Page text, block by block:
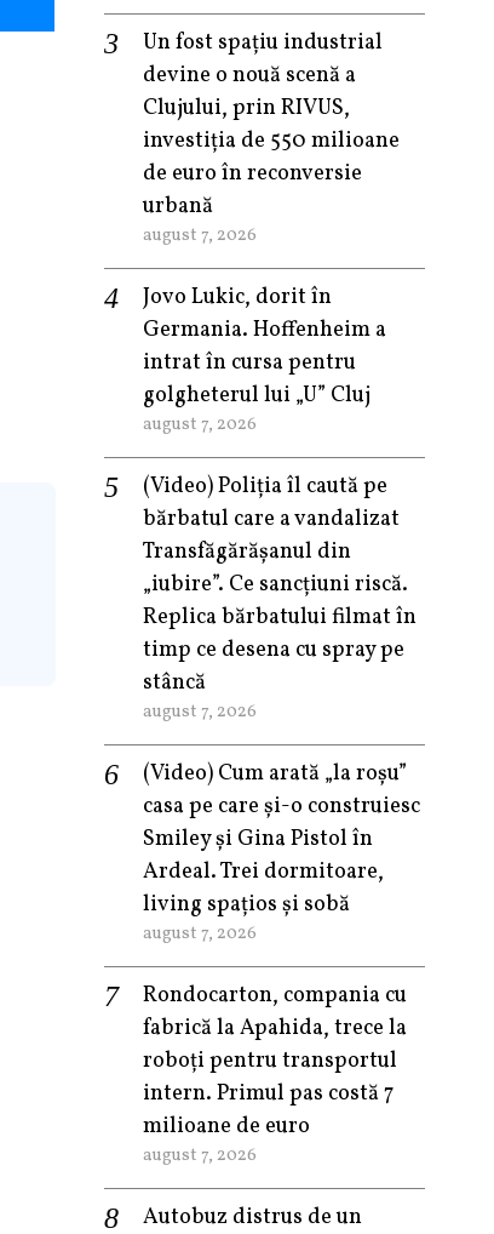
Un fost spațiu industrial
devine o nouă scenă a
Clujului, prin RIVUS,
investiția de 550 milioane
de euro în reconversie
urbană
august 7, 2026
Jovo Lukic, dorit în
Germania. Hoffenheim a
intrat în cursa pentru
golgheterul lui „U” Cluj
august 7, 2026
(Video) Poliția îl caută pe
bărbatul care a vandalizat
Transfăgărășanul din
„iubire”. Ce sancțiuni riscă.
Replica bărbatului filmat în
timp ce desena cu spray pe
stâncă
august 7, 2026
(Video) Cum arată „la roşu”
casa pe care şi-o construiesc
Smiley şi Gina Pistol în
Ardeal. Trei dormitoare,
living spațios și sobă
august 7, 2026
Rondocarton, compania cu
fabrică la Apahida, trece la
roboți pentru transportul
intern. Primul pas costă 7
milioane de euro
august 7, 2026
Autobuz distrus de un